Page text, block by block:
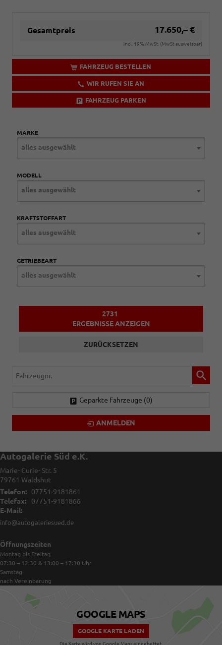
Gesamtpreis 17.650,– €
incl. 19% MwSt. (MwSt ausweisbar)
FAHRZEUG BESTELLEN
WIR RUFEN SIE AN
FAHRZEUG PARKEN
MARKE
alles ausgewählt
MODELL
alles ausgewählt
KRAFTSTOFFART
alles ausgewählt
GETRIEBEART
alles ausgewählt
2731
ERGEBNISSE ANZEIGEN
ZURÜCKSETZEN
Fahrzeugnr.
Geparkte Fahrzeuge (0)
ANMELDEN
Autogalerie Süd e.K.
Marie- Curie- Str. 5
79761 Waldshut
Telefon:
07751-9181861
Telefax:
07751-9181866
E-Mail:
info@autogaleriesued.de
Öffnungszeiten
Montag bis Freitag
07:30 – 12:30 & 13:00 – 17:30 Uhr
Samstag
nach Vereinbarung
GOOGLE MAPS
GOOGLE KARTE LADEN
Die Karte wird von Google Maps eingebettet.